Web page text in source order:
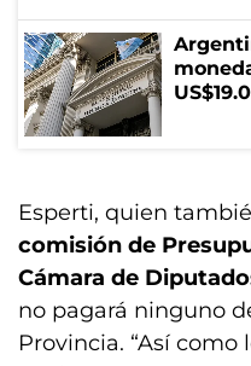
Esperti, quien
comisión de
Cámara de
no pagará ninguno
Provincia. “Así